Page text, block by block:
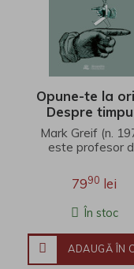
Opune-te la
Despre
nesincere
Mark Greif (n.
este profesor
Universitatea
Fineţea
7990 lei
În stoc
ADAUGĂ ÎN